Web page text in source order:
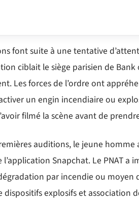
font suite à une tentative
ciblait le siège parisien de
Les forces de l’ordre ont
un engin incendiaire ou
filmé la scène avant de
auditions, le jeune
l’application Snapchat. Le PNAT
par incendie ou moyen
dispositifs explosifs et association